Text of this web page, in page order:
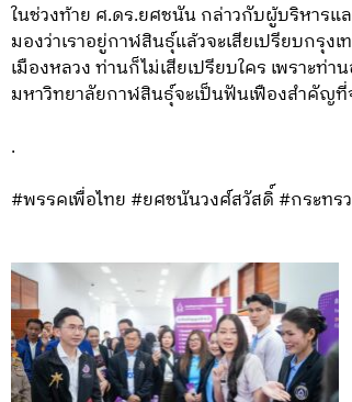
ในช่วงท้าย ศ.ดร.ยศชนัน กล่าวกับผู้บริหาร
มองว่าเราอยู่กาฬสินธุ์แล้วจะเสียเปรียบกรุ
เมืองหลวง ท่านก็ไม่เสียเปรียบใคร เพราะ
มหาวิทยาลัยกาฬสินธุ์จะเป็นฟันเฟืองสำคัญ
.
#พรรคเพื่อไทย #ยศชนันวงศ์สวัสดิ์ #กระท